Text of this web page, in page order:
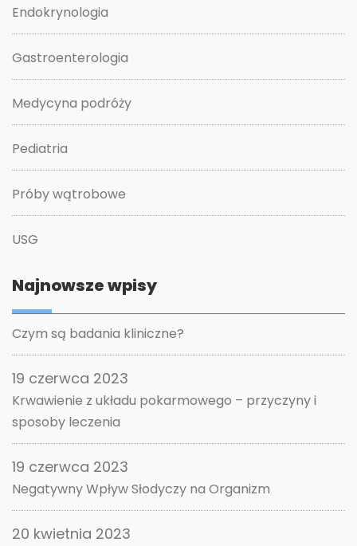
Endokrynologia
Gastroenterologia
Medycyna podróży
Pediatria
Próby wątrobowe
USG
Najnowsze wpisy
Czym są badania kliniczne?
19 czerwca 2023
Krwawienie z układu pokarmowego – przyczyny i
sposoby leczenia
19 czerwca 2023
Negatywny Wpływ Słodyczy na Organizm
20 kwietnia 2023